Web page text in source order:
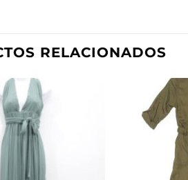
RELACIONADOS